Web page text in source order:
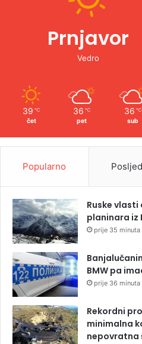
Prnjavor
Vedro
39 ℃
čet
36 ℃
pet
36 ℃
sub
Popularno
Ruske
planinara iz
prije 35 minuta
BMW pa
prije 36 minuta
Rekordni
minimalna
nepovratna